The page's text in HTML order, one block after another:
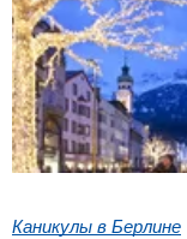
Каникулы в Берлине